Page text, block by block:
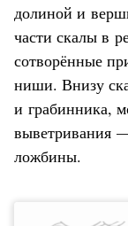
долиной и
части скалы в
сотворённые
ниши. Внизу
и грабинника,
выветривания
ложбины.